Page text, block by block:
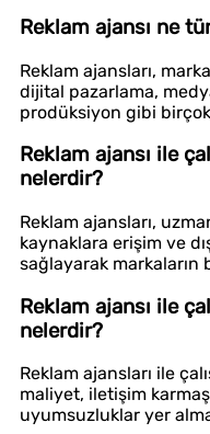
Reklam ajansı ne
Reklam ajansları,
dijital pazarlama,
prodüksiyon gibi
Reklam ajansı ile
nelerdir?
Reklam ajansları,
kaynaklara erişim ve
sağlayarak markaların
Reklam ajansı ile
nelerdir?
Reklam ajansları ile
maliyet, iletişim
uyumsuzluklar yer